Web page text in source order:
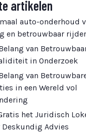
artikelen
auto-onderhoud
en betrouwbaar
van
in Onderzoek
van
in een Wereld vol
het Juridisch
Deskundig Advies